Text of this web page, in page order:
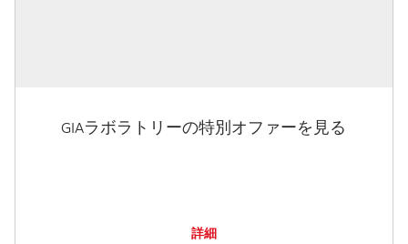
GIAラボラトリーの特別オファーを見る
詳細